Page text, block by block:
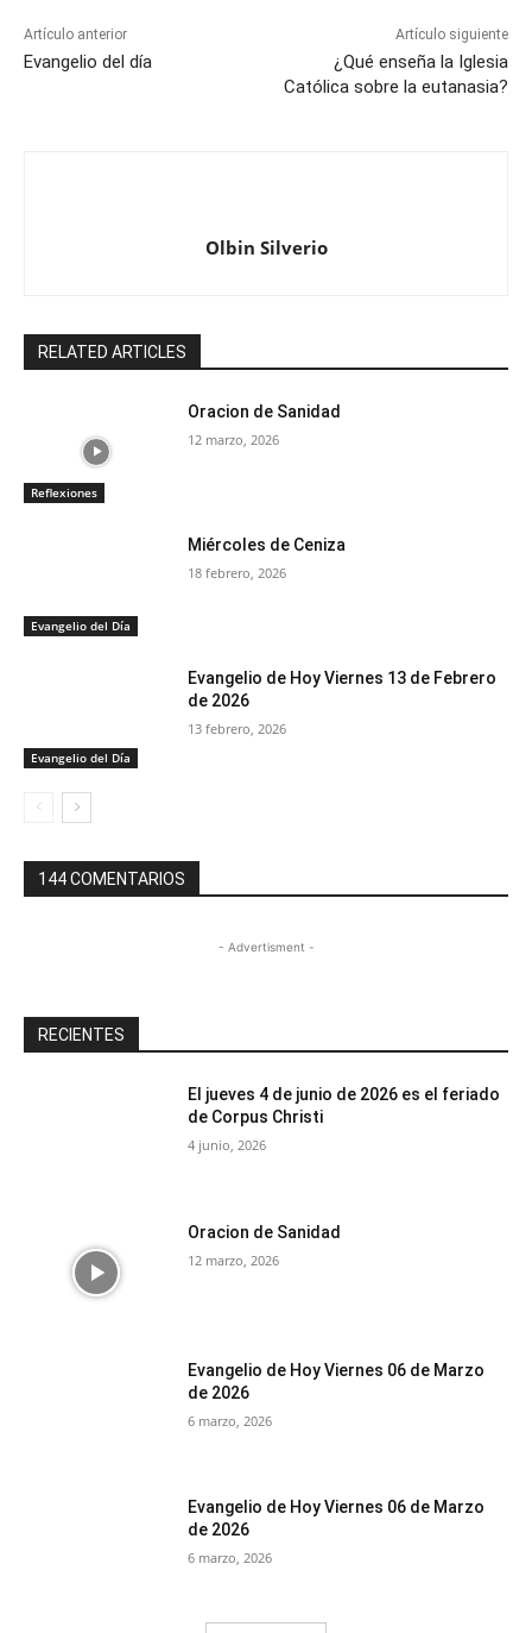
Artículo anterior
Evangelio del día
Artículo siguiente
¿Qué enseña la Iglesia
Católica sobre la eutanasia?
Olbin Silverio
RELATED ARTICLES
Reflexiones
Oracion de Sanidad
12 marzo, 2026
Evangelio del Día
Miércoles de Ceniza
18 febrero, 2026
Evangelio del Día
Evangelio de Hoy Viernes 13 de Febrero
de 2026
13 febrero, 2026
144 COMENTARIOS
- Advertisment -
RECIENTES
El jueves 4 de junio de 2026 es el feriado
de Corpus Christi
4 junio, 2026
Oracion de Sanidad
12 marzo, 2026
Evangelio de Hoy Viernes 06 de Marzo
de 2026
6 marzo, 2026
Evangelio de Hoy Viernes 06 de Marzo
de 2026
6 marzo, 2026